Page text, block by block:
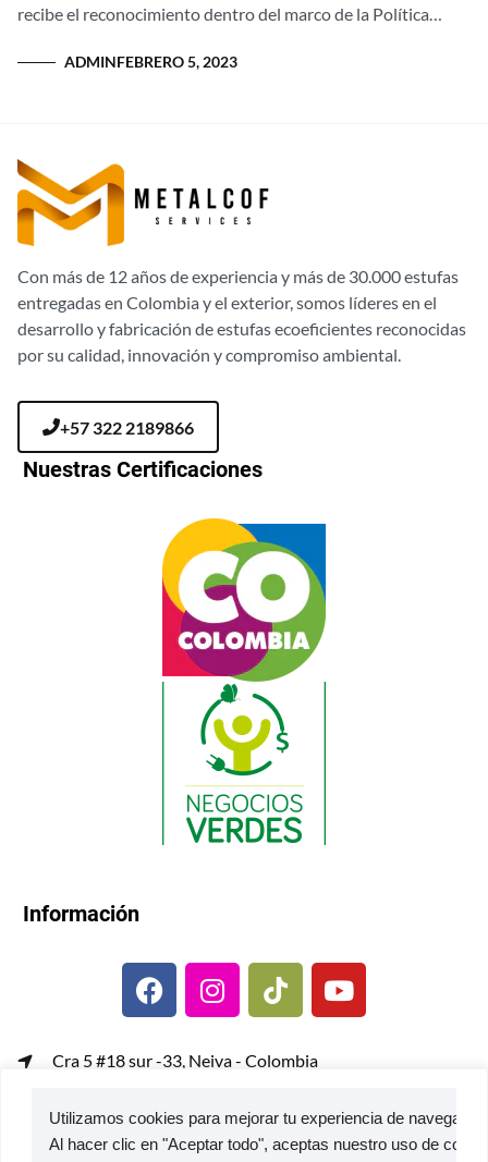
Utilizamos cookies para mejorar tu experiencia de
recibe el reconocimiento dentro del marco de la Política
ADMINFEBRERO 5, 2023
Con más de 12 años de experiencia y más de 30.000 estufas
entregadas en Colombia y el exterior, somos líderes en el
desarrollo y fabricación de estufas ecoeficientes reconocidas
por su calidad, innovación y compromiso ambiental.
+57 322 2189866
Nuestras Certificaciones
Información
Cra 5 #18 sur -33, Neiva - Colombia
Atención al usuario | PQRS